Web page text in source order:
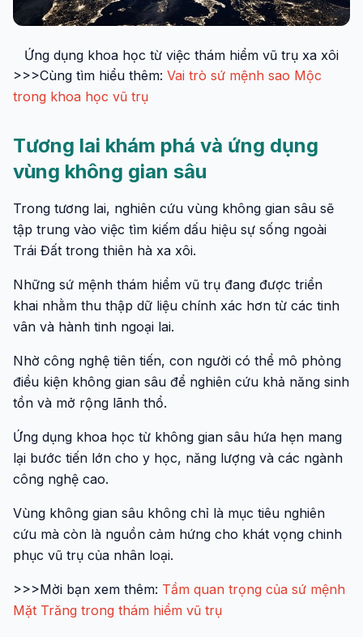
Ứng dụng khoa học từ việc thám hiểm vũ trụ xa xôi
>>>Cùng tìm hiểu thêm: Vai trò sứ mệnh sao Mộc
trong khoa học vũ trụ
Tương lai khám phá và ứng dụng
vùng không gian sâu
Trong tương lai, nghiên cứu vùng không gian sâu sẽ
tập trung vào việc tìm kiếm dấu hiệu sự sống ngoài
Trái Đất trong thiên hà xa xôi.
Những sứ mệnh thám hiểm vũ trụ đang được triển
khai nhằm thu thập dữ liệu chính xác hơn từ các tinh
vân và hành tinh ngoại lai.
Nhờ công nghệ tiên tiến, con người có thể mô phỏng
điều kiện không gian sâu để nghiên cứu khả năng sinh
tồn và mở rộng lãnh thổ.
Ứng dụng khoa học từ không gian sâu hứa hẹn mang
lại bước tiến lớn cho y học, năng lượng và các ngành
công nghệ cao.
Vùng không gian sâu không chỉ là mục tiêu nghiên
cứu mà còn là nguồn cảm hứng cho khát vọng chinh
phục vũ trụ của nhân loại.
>>>Mời bạn xem thêm: Tầm quan trọng của sứ mệnh
Mặt Trăng trong thám hiểm vũ trụ